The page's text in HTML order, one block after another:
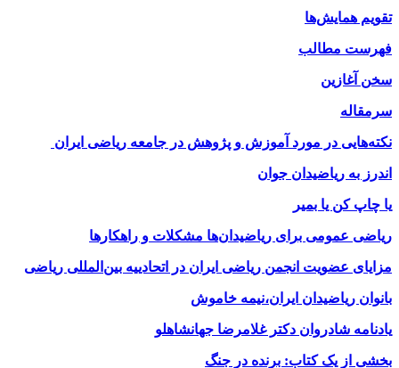
تقویم همایش‌ها
فهرست مطالب
سخن آغازین
سرمقاله
نکته‌هایی در مورد آموزش و پژوهش در جامعه ریاضی ایران
اندرز به ریاضیدان جوان
یا چاپ کن یا بمیر
ریاضی عمومی برای ریاضیدان‌ها مشکلات و راهکارها
مزایای عضویت انجمن ریاضی ایران در اتحادییه بین‌المللی ریاضی
بانوان ریاضیدان ایران،نیمه خاموش
یادنامه شادروان دکتر غلامرضا جهانشاهلو
بخشی از یک کتاب: برنده در جنگ